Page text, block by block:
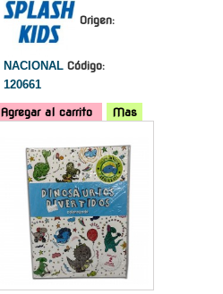
Origen:
NACIONAL Código:
120661
Agregar al carrito
Mas